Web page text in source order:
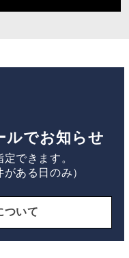
ルでお知らせ
できます。
ある日のみ）
ついて